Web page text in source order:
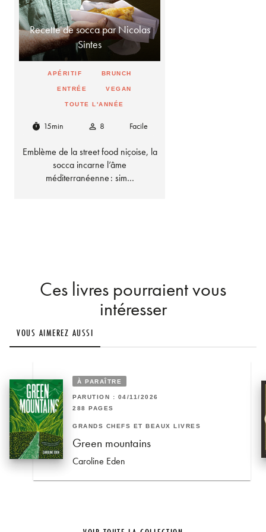
Recette de socca par Nicolas
Sintes
APÉRITIF BRUNCH
ENTRÉE VEGAN
TOUTE L'ANNÉE
timer 15min person_outline 8 Facile
Emblème de la street food niçoise, la
socca incarne l’âme
méditerranéenne : sim…
Ces livres pourraient vous
intéresser
VOUS AIMEREZ AUSSI
À PARAÎTRE
PARUTION : 04/11/2026
288 PAGES
GRANDS CHEFS ET BEAUX LIVRES
Green mountains
Caroline Eden